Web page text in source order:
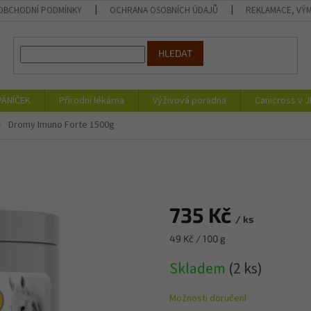
PODMÍNKY OCHRANA OSOBNÍCH ÚDAJŮ REKLAMACE,
HLEDAT
Přírodní lékárna Výživová poradna Canicross v
Dromy Imuno Forte 1500g
735 Kč / ks
Měrná
49 Kč / 100 g
Skladem (2 ks)
Možnosti doručení